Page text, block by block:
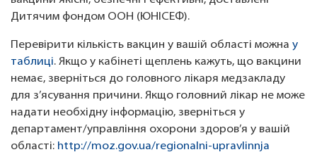
Дитячим фондом ООН (ЮНІСЕФ).
Перевірити кількість вакцин у вашій області можна у
таблиці. Якщо у кабінеті щеплень кажуть, що вакцини
немає, зверніться до головного лікаря медзакладу
для з’ясування причини. Якщо головний лікар не може
надати необхідну інформацію, зверніться у
департамент/управління охорони здоров’я у вашій
області: http://moz.gov.ua/regionalni-upravlinnja